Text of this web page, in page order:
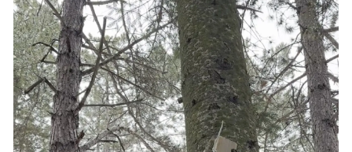
Rize
Sakarya
Samsun
Siirt
Sinop